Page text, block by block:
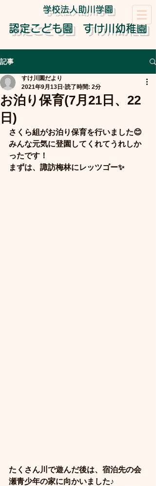
学校法人助川学園
認定こども園 すけ川幼稚園
記事
お泊り保育(7月21日、22
日)
すけ川園だより
2021年9月13日 読了時間: 2分
さくら組がお泊り保育を行いました😊
みんな元気に登園してくれてうれしか
ったです！
まずは、諏訪梅林にレッツゴー✨
たくさん川で遊んだ後は、宿泊先の会
瀬青少年の家に向かいました♪